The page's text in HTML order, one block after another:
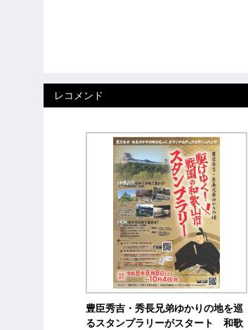
レコメンド
豊臣秀吉・秀長兄弟ゆかりの地を巡
るスタンプラリーがスタート 和歌